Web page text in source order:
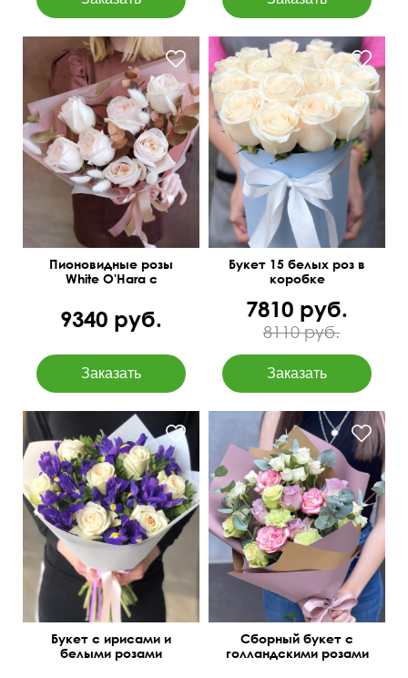
С позолоченным
эвкалиптом
Пионовидные розы
White O'Hara с
9340 руб.
Букет 15 белых роз в
коробке
7810 руб.
8110 руб.
50 см 40 см
Букет с ирисами и
белыми розами
Диантусы, декор, зелень
Сборный букет с
голландскими розами